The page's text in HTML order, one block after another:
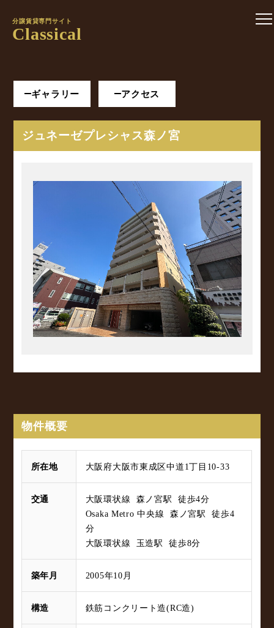
分譲賃貸専門サイト
Classical
ギャラリー アクセス
ジュネーゼプレシャス森ノ宮
物件概要
所在地 大阪府大阪市東成区中道1丁目10-33
交通
大阪環状線 森ノ宮駅 徒歩4分
Osaka Metro 中央線 森ノ宮駅 徒歩4
分
大阪環状線 玉造駅 徒歩8分
築年月 2005年10月
構造 鉄筋コンクリート造(RC造)